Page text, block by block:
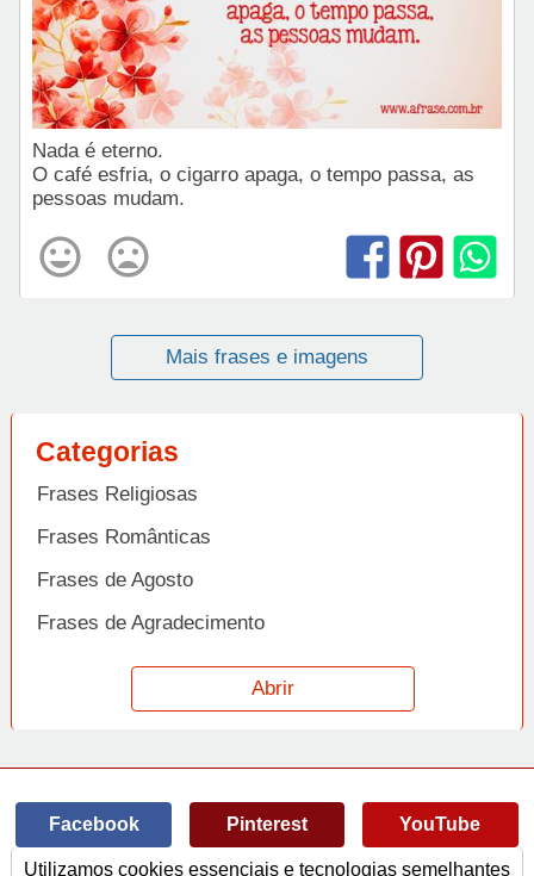
Nada é eterno.
O café esfria, o cigarro apaga, o tempo passa, as
pessoas mudam.
Mais frases e imagens
Categorias
Frases Religiosas
Frases Românticas
Frases de Agosto
Frases de Agradecimento
Frases de Amizade
Frases de Amor
Frases de Arrependimento
Abrir
Facebook Pinterest YouTube
Utilizamos cookies essenciais e tecnologias semelhantes